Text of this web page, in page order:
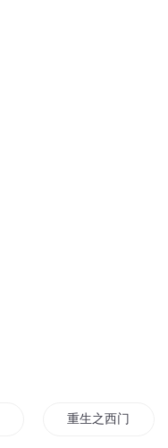
重生之西门庆